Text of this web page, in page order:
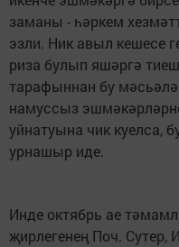
заманы - һәркем
эзли. Ник авыл кешесе
риза булып яшәргә
тарафыннан бу
намуссыз
уйнатуына чик куелса,
урнашыр иде.
Инде октябрь ае
җирлегенең Поч.